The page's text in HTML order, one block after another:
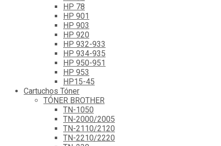
HP 78
HP 901
HP 903
HP 920
HP 932-933
HP 934-935
HP 950-951
HP 953
HP15-45
Cartuchos Tóner
TÓNER BROTHER
TN-1050
TN-2000/2005
TN-2110/2120
TN-2210/2220